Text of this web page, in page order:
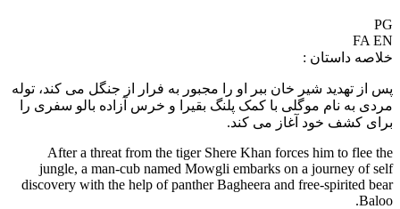
PG
FA EN
خلاصه داستان :
پس از تهدید شیر خان ببر او را مجبور به فرار از جنگل می کند، توله
مردی به نام موگلی با کمک پلنگ بقیرا و خرس آزاده بالو سفری را
برای کشف خود آغاز می کند.
After a threat from the tiger Shere Khan forces him to flee the
jungle, a man-cub named Mowgli embarks on a journey of self
discovery with the help of panther Bagheera and free-spirited bear
Baloo.